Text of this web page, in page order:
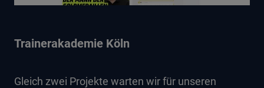
Trainerakademie Köln
Gleich zwei Projekte warten wir für unseren